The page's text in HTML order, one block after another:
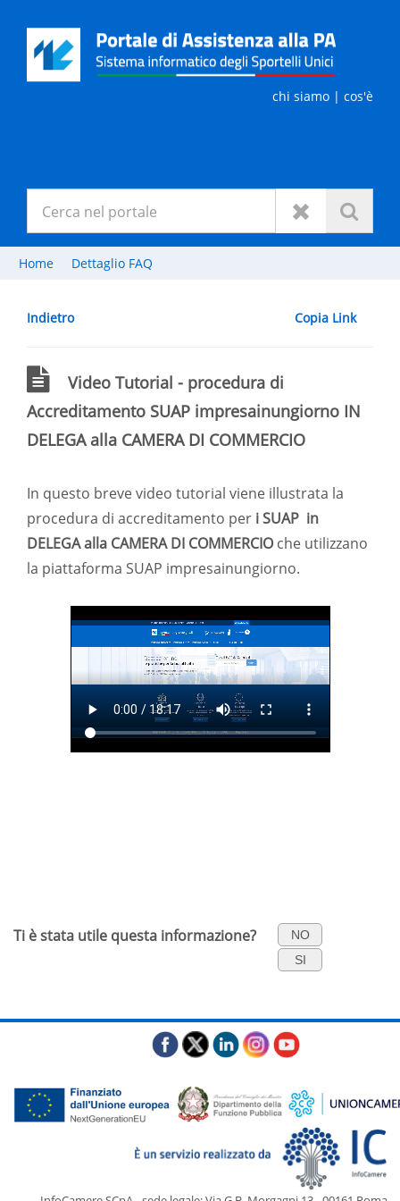
| cos'è
chi siamo
Home Dettaglio FAQ
Indietro Copia Link
Video Tutorial - procedura di
Accreditamento SUAP impresainungiorno IN
DELEGA alla CAMERA DI COMMERCIO
In questo breve video tutorial viene illustrata la
procedura di accreditamento per i SUAP in
DELEGA alla CAMERA DI COMMERCIO che utilizzano
la piattaforma SUAP impresainungiorno.
Ti è stata utile questa informazione?
NO
SI